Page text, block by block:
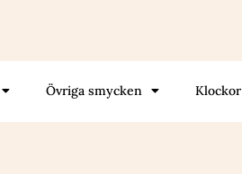
Övriga smycken Klockor